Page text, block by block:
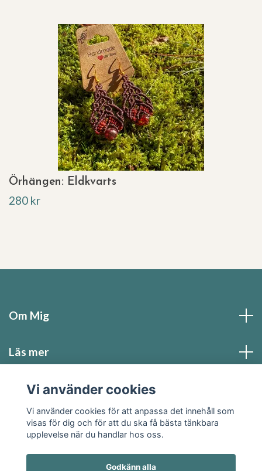
Örhängen: Eldkvarts
280 kr
Om Mig
Läs mer
Sociala medier
Vi använder cookies
Vi använder cookies för att anpassa det innehåll som
visas för dig och för att du ska få bästa tänkbara
upplevelse när du handlar hos oss.
Godkänn alla